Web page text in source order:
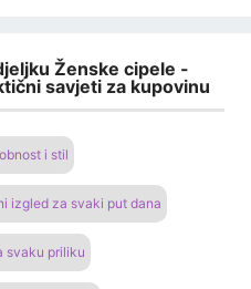
Ženske cipele -
savjeti za kupovinu
i stil
izgled za svaki put dana
svaku priliku